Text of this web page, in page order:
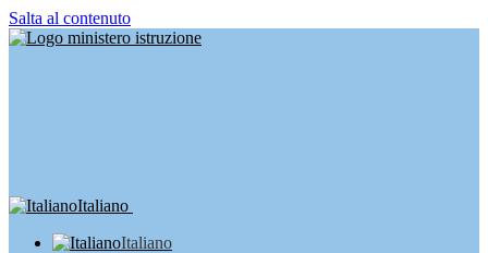
Salta al contenuto
Italiano
Italiano